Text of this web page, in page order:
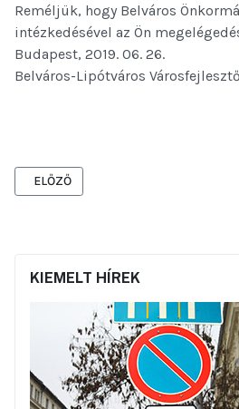
Reméljük, hogy Belváros
intézkedésével az Ön
Budapest, 2019. 06. 26.
Belváros-Lipótváros
ELŐZŐ CIKK: FORGALMI
ELŐZŐ
KIEMELT HÍREK